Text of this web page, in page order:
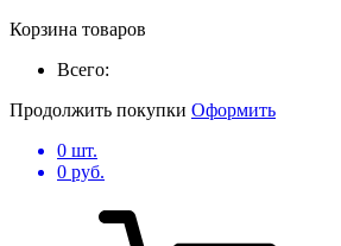
Корзина товаров
Всего:
Продолжить покупки Оформить
0 шт.
0 руб.